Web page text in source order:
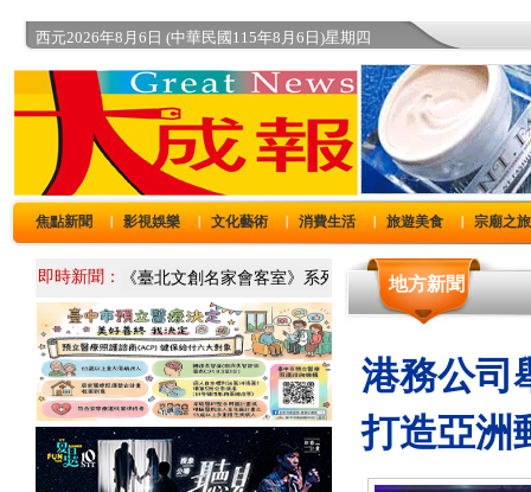
西元2026年8月6日 (中華民國115年8月6日)星期四
焦點新聞 影視娛樂 文化藝術 消費生活 旅遊美食 宗廟之旅
即時新聞： 地方新聞
港務公司
打造亞洲